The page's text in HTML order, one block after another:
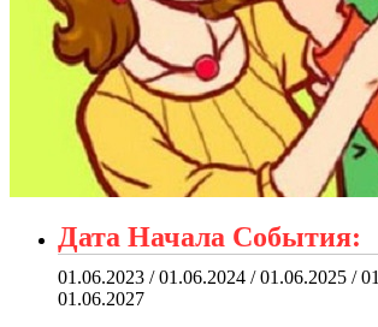
Дата Начала События:
01.06.2023 / 01.06.2024 / 01.06.2025 /
01.06.2027